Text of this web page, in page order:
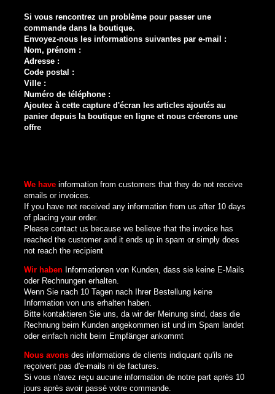
Si vous rencontrez un problème pour passer une
commande dans la boutique.
Envoyez-nous les informations suivantes par e-mail :
Nom, prénom :
Adresse :
Code postal :
Ville :
Numéro de téléphone :
Ajoutez à cette capture d'écran les articles ajoutés au
panier depuis la boutique en ligne et nous créerons une
offre
We have information from customers that they do not receive
emails or invoices.
If you have not received any information from us after 10 days
of placing your order.
Please contact us because we believe that the invoice has
reached the customer and it ends up in spam or simply does
not reach the recipient
Wir haben Informationen von Kunden, dass sie keine E-Mails
oder Rechnungen erhalten.
Wenn Sie nach 10 Tagen nach Ihrer Bestellung keine
Information von uns erhalten haben.
Bitte kontaktieren Sie uns, da wir der Meinung sind, dass die
Rechnung beim Kunden angekommen ist und im Spam landet
oder einfach nicht beim Empfänger ankommt
Nous avons des informations de clients indiquant qu'ils ne
reçoivent pas d'e-mails ni de factures.
Si vous n'avez reçu aucune information de notre part après 10
jours après avoir passé votre commande.